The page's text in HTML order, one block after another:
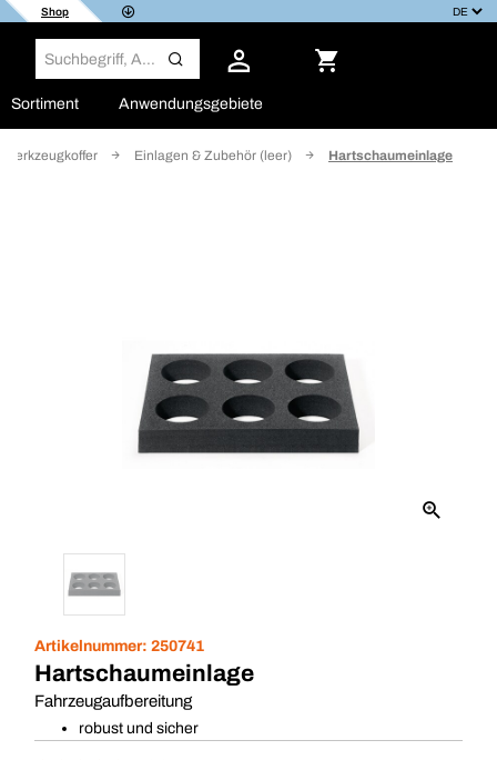
Shop
Sortiment Anwendungsgebiete
Einlagen & Zubehör (leer) Hartschaumeinlage
Artikelnummer: 250741
Hartschaumeinlage
Fahrzeugaufbereitung
robust und sicher